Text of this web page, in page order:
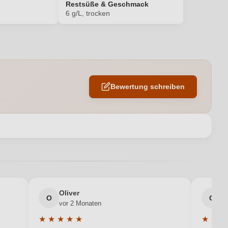
Restsüße & Geschmack
6 g/L, trocken
Großes Eichenfass
Heinrichshof
Bewertung schreiben
O
Oliver
vor 2 Monaten
★ ★ ★ ★ ★
G
★ ★